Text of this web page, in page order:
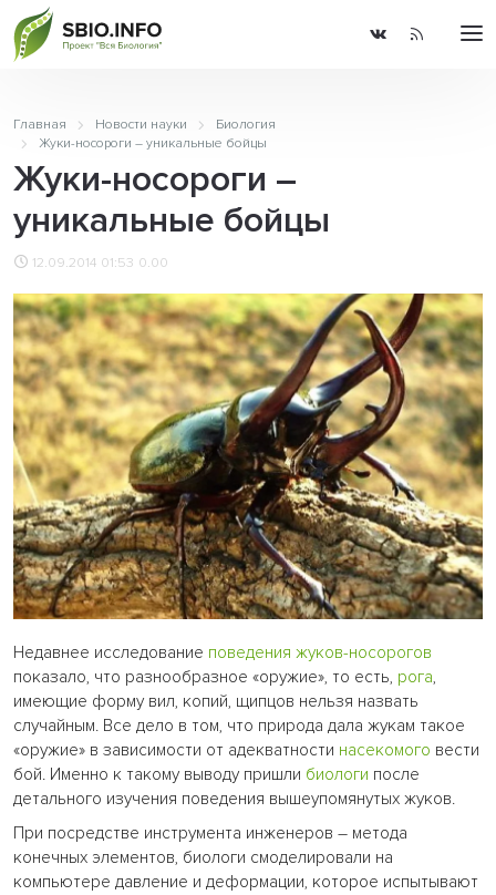
Главная Новости науки
Биология
Жуки-носороги – уникальные бойцы
Жуки-носороги –
уникальные бойцы
12.09.2014 01:53 0.00
Недавнее исследование поведения жуков-носорогов
показало, что разнообразное «оружие», то есть, рога,
имеющие форму вил, копий, щипцов нельзя назвать
случайным. Все дело в том, что природа дала жукам такое
«оружие» в зависимости от адекватности насекомого вести
бой. Именно к такому выводу пришли биологи после
детального изучения поведения вышеупомянутых жуков.
При посредстве инструмента инженеров – метода
конечных элементов, биологи смоделировали на
компьютере давление и деформации, которое испытывают